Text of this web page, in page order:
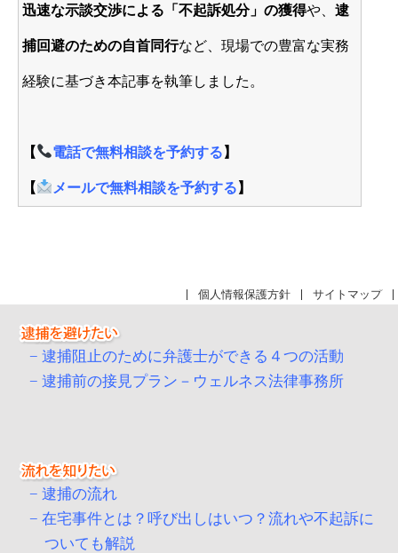
迅速な示談交渉による「不起訴処分」の獲得や、 逮
捕回避のための自首同行など、現場での豊富な実務
経験に基づき本記事を執筆しました。
【 電話で無料相談を予約する 】
【 メールで無料相談を予約する 】
個人情報保護方針 サイトマップ
逮捕阻止のために弁護士ができる４つの活動
逮捕前の接見プラン－ウェルネス法律事務所
逮捕の流れ
在宅事件とは？呼び出しはいつ？流れや不起訴に
ついても解説